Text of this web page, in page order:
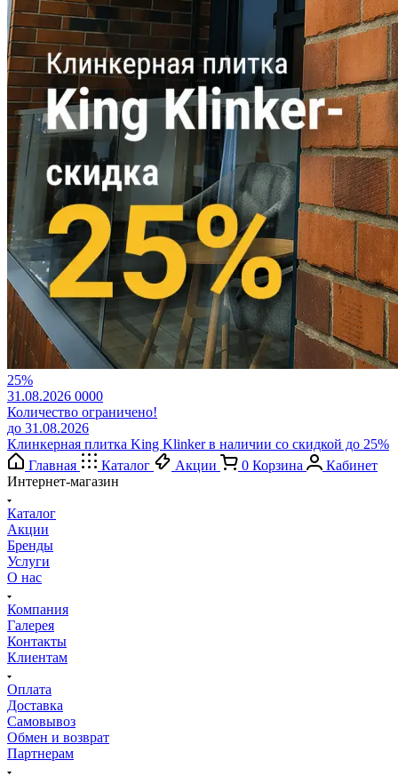
25%
31.08.2026 0000
Количество ограничено!
до 31.08.2026
Клинкерная плитка King Klinker в наличии со скидкой до 25%
Главная
Каталог Акции 0 Корзина
Кабинет
Интернет-магазин
Каталог
Акции
Бренды
Услуги
О нас
Компания
Галерея
Контакты
Клиентам
Оплата
Доставка
Самовывоз
Обмен и возврат
Партнерам